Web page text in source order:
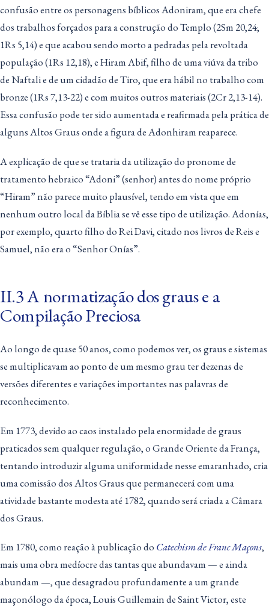
confusão entre os personagens bíblicos Adoniram, que era chefe
dos trabalhos forçados para a construção do Templo (2Sm 20,24;
1Rs 5,14) e que acabou sendo morto a pedradas pela revoltada
população (1Rs 12,18), e Hiram Abif, filho de uma viúva da tribo
de Naftali e de um cidadão de Tiro, que era hábil no trabalho com
bronze (1Rs 7,13-22) e com muitos outros materiais (2Cr 2,13-14).
Essa confusão pode ter sido aumentada e reafirmada pela prática de
alguns Altos Graus onde a figura de Adonhiram reaparece.
A explicação de que se trataria da utilização do pronome de
tratamento hebraico “Adoni” (senhor) antes do nome próprio
“Hiram” não parece muito plausível, tendo em vista que em
nenhum outro local da Bíblia se vê esse tipo de utilização. Adonías,
por exemplo, quarto filho do Rei Davi, citado nos livros de Reis e
Samuel, não era o “Senhor Onías”.
II.3 A normatização dos graus e a
Compilação Preciosa
Ao longo de quase 50 anos, como podemos ver, os graus e sistemas
se multiplicavam ao ponto de um mesmo grau ter dezenas de
versões diferentes e variações importantes nas palavras de
reconhecimento.
Em 1773, devido ao caos instalado pela enormidade de graus
praticados sem qualquer regulação, o Grande Oriente da França,
tentando introduzir alguma uniformidade nesse emaranhado, cria
uma comissão dos Altos Graus que permanecerá com uma
atividade bastante modesta até 1782, quando será criada a Câmara
dos Graus.
Em 1780, como reação à publicação do Catechism de Franc Maçons,
mais uma obra medíocre das tantas que abundavam — e ainda
abundam —, que desagradou profundamente a um grande
maçonólogo da época, Louis Guillemain de Saint Victor, este